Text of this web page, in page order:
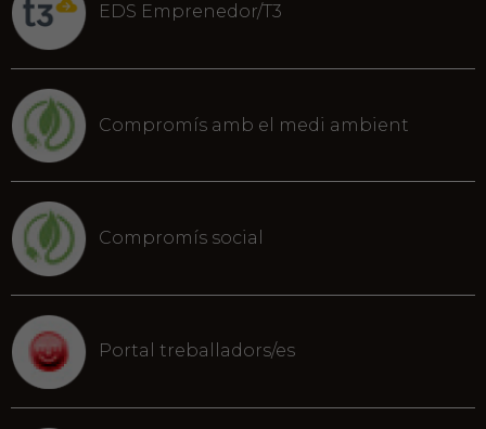
EDS Emprenedor/T3
Compromís amb el medi ambient
Compromís social
Portal treballadors/es